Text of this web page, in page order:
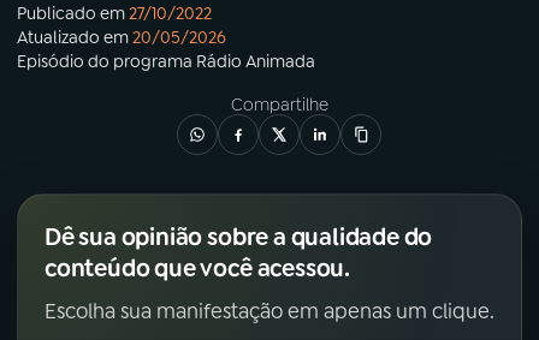
Publicado em27/10/2022
Atualizado em20/05/2026
Episódio do programa Rádio Animada
Compartilhe
Dê sua opinião sobre a qualidade do
conteúdo que você acessou.
Escolha sua manifestação em apenas um clique.